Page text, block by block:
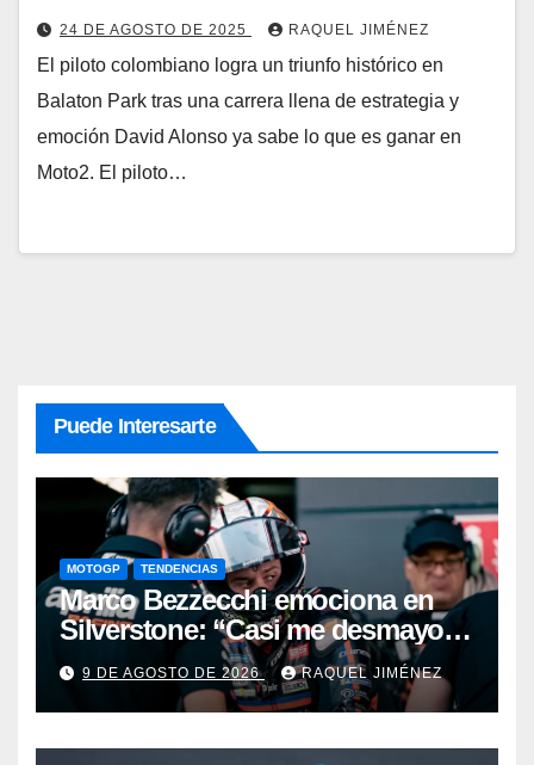
24 DE AGOSTO DE 2025 RAQUEL JIMÉNEZ
El piloto colombiano logra un triunfo histórico en
Balaton Park tras una carrera llena de estrategia y
emoción David Alonso ya sabe lo que es ganar en
Moto2. El piloto…
Puede Interesarte
MOTOGP TENDENCIAS
Marco Bezzecchi emociona en
Silverstone: “Casi me desmayo,
pero este podio vale muchísimo”
9 DE AGOSTO DE 2026 RAQUEL JIMÉNEZ